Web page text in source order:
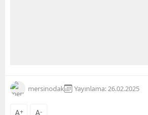
mersinodak Yayınlama: 26.02.2025
A+ A-